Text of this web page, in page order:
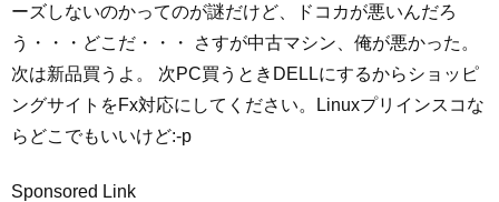
ーズしないのかってのが謎だけど、ドコカが悪いんだろ
う・・・どこだ・・・ さすが中古マシン、俺が悪かった。
次は新品買うよ。 次PC買うときDELLにするからショッピ
ングサイトをFx対応にしてください。Linuxプリインスコな
らどこでもいいけど:-p
Sponsored Link